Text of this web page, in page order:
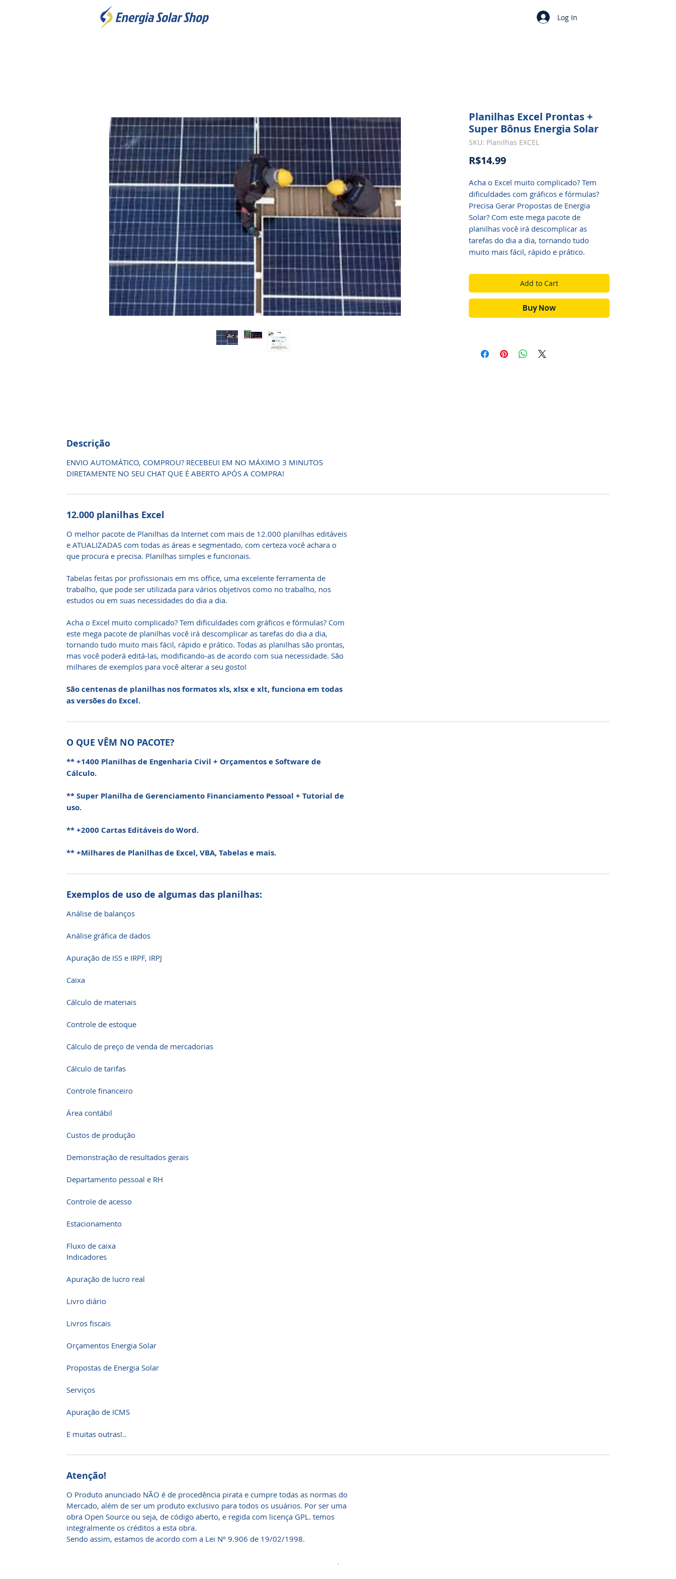
Log In
Planilhas Excel Prontas +
Super Bônus Energia Solar
SKU: Planilhas EXCEL
R$14.99Price
Acha o Excel muito complicado? Tem
dificuldades com gráficos e fórmulas?
Precisa Gerar Propostas de Energia
Solar? Com este mega pacote de
planilhas você irá descomplicar as
tarefas do dia a dia, tornando tudo
muito mais fácil, rápido e prático.
Add to Cart
Buy Now
Descrição
ENVIO AUTOMÁTICO, COMPROU? RECEBEU! EM NO MÁXIMO 3 MINUTOS
DIRETAMENTE NO SEU CHAT QUE É ABERTO APÓS A COMPRA!
12.000 planilhas Excel
O melhor pacote de Planilhas da Internet com mais de 12.000 planilhas editáveis
e ATUALIZADAS com todas as áreas e segmentado, com certeza você achara o
que procura e precisa. Planilhas simples e funcionais.
Tabelas feitas por profissionais em ms office, uma excelente ferramenta de
trabalho, que pode ser utilizada para vários objetivos como no trabalho, nos
estudos ou em suas necessidades do dia a dia.
Acha o Excel muito complicado? Tem dificuldades com gráficos e fórmulas? Com
este mega pacote de planilhas você irá descomplicar as tarefas do dia a dia,
tornando tudo muito mais fácil, rápido e prático. Todas as planilhas são prontas,
mas você poderá editá-las, modificando-as de acordo com sua necessidade. São
milhares de exemplos para você alterar a seu gosto!
São centenas de planilhas nos formatos xls, xlsx e xlt, funciona em todas
as versões do Excel.
O QUE VÊM NO PACOTE?
** +1400 Planilhas de Engenharia Civil + Orçamentos e Software de
Cálculo.
** Super Planilha de Gerenciamento Financiamento Pessoal + Tutorial de
uso.
** +2000 Cartas Editáveis do Word.
** +Milhares de Planilhas de Excel, VBA, Tabelas e mais.
Exemplos de uso de algumas das planilhas:
Análise de balanços
Análise gráfica de dados
Apuração de ISS e IRPF, IRPJ
Caixa
Cálculo de materiais
Controle de estoque
Cálculo de preço de venda de mercadorias
Cálculo de tarifas
Controle financeiro
Área contábil
Custos de produção
Demonstração de resultados gerais
Departamento pessoal e RH
Controle de acesso
Estacionamento
Fluxo de caixa
Indicadores
Apuração de lucro real
Livro diário
Livros fiscais
Orçamentos Energia Solar
Propostas de Energia Solar
Serviços
Apuração de ICMS
E muitas outras!..
Atenção!
O Produto anunciado NÃO é de procedência pirata e cumpre todas as normas do
Mercado, além de ser um produto exclusivo para todos os usuários. Por ser uma
obra Open Source ou seja, de código aberto, e regida com licença GPL. temos
integralmente os créditos a esta obra.
Sendo assim, estamos de acordo com a Lei Nº 9.906 de 19/02/1998.
.